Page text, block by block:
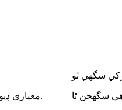
معياري ڊيوٽي ايپليڪيشنن لاءِ جنهن ۾ هوز اسيمبليون، ڪيبل بنڊلنگ ۽ جنرل فاسٽننگ شامل آهن.